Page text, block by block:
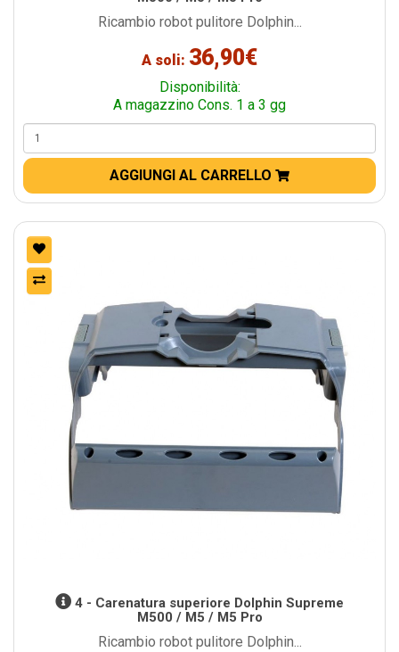
Ricambio robot pulitore Dolphin...
A soli: 36,90€
Disponibilità:
A magazzino Cons. 1 a 3 gg
AGGIUNGI AL CARRELLO
4 - Carenatura superiore Dolphin Supreme
M500 / M5 / M5 Pro
Ricambio robot pulitore Dolphin...